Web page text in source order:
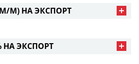
M) НА ЭКСПОРТ
НА ЭКСПОРТ